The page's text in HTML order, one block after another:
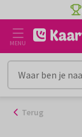
naar
inhoud
MENU
Terug